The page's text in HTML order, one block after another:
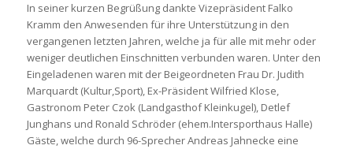
In seiner kurzen Begrüßung dankte Vizepräsident Falko
Kramm den Anwesenden für ihre Unterstützung in den
vergangenen letzten Jahren, welche ja für alle mit mehr oder
weniger deutlichen Einschnitten verbunden waren. Unter den
Eingeladenen waren mit der Beigeordneten Frau Dr. Judith
Marquardt (Kultur,Sport), Ex-Präsident Wilfried Klose,
Gastronom Peter Czok (Landgasthof Kleinkugel), Detlef
Junghans und Ronald Schröder (ehem.Intersporthaus Halle)
Gäste, welche durch 96-Sprecher Andreas Jahnecke eine